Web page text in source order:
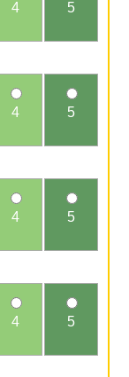
4 5
4 5
4 5
4 5